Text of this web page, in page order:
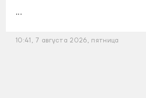
...
10:41, 7 августа 2026, пятница